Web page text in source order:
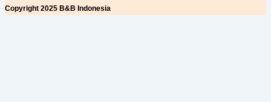
Copyright 2025 B&B Indonesia